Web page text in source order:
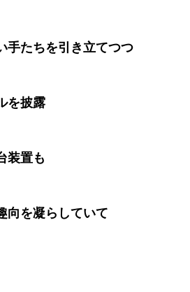
手たちを引き立てつつ
を披露
装置も
向を凝らしていて